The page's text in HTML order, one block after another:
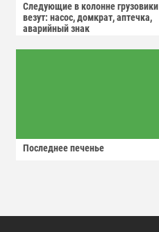
Следующие в колонне грузовики
везут: насос, домкрат, аптечка,
аварийный знак
Последнее печенье